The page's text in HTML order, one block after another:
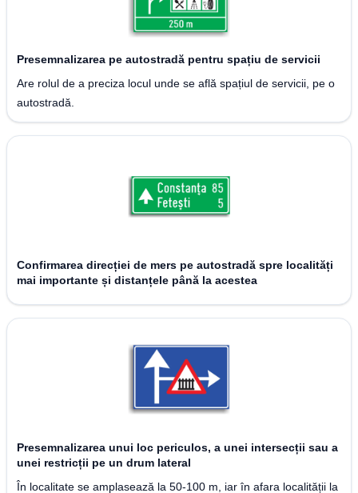
Presemnalizarea pe autostradă pentru spațiu de servicii
Are rolul de a preciza locul unde se află spațiul de servicii, pe o
autostradă.
Confirmarea direcției de mers pe autostradă spre localități
mai importante și distanțele până la acestea
Presemnalizarea unui loc periculos, a unei intersecții sau a
unei restricții pe un drum lateral
În localitate se amplasează la 50-100 m, iar în afara localității la